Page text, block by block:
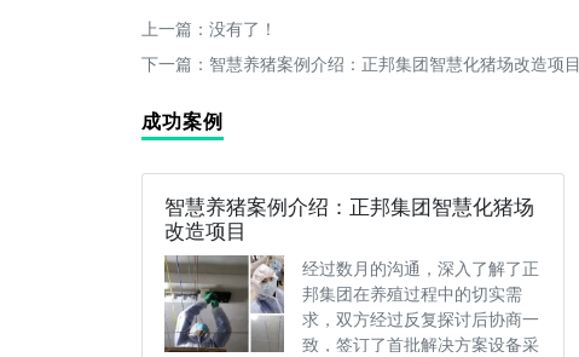
上一篇：没有了！
下一篇： 智慧养猪案例介绍：正邦集团智慧化猪场改造项目
成功案例
智慧养猪案例介绍：正邦集团智慧化猪场
改造项目
经过数月的沟通，深入了解了正
邦集团在养殖过程中的切实需
求，双方经过反复探讨后协商一
致，签订了首批解决方案设备采